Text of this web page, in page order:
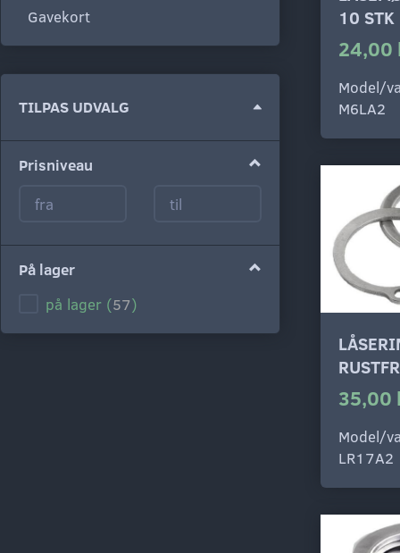
Gavekort
TILPAS UDVALG
Prisniveau
På lager
på lager (57)
10 STK
24,00
Model/
M6LA2
35,00
Model/
LR17A2